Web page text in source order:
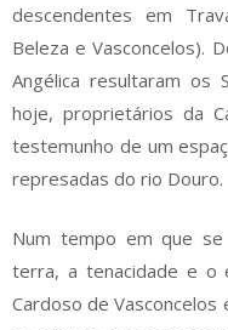
descendentes em
Beleza e Vasconcelos).
Angélica resultaram os
hoje, proprietários da
testemunho de um
represadas do rio Douro.
Num tempo em que
terra, a tenacidade e o
Cardoso de